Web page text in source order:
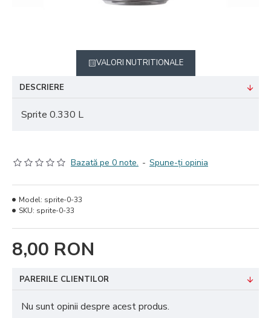
VALORI NUTRITIONALE
DESCRIERE
Sprite 0.330 L
Bazată pe 0 note. - Spune-ţi opinia
8,00 RON
Model: sprite-0-33
SKU: sprite-0-33
PARERILE CLIENTILOR
Nu sunt opinii despre acest produs.